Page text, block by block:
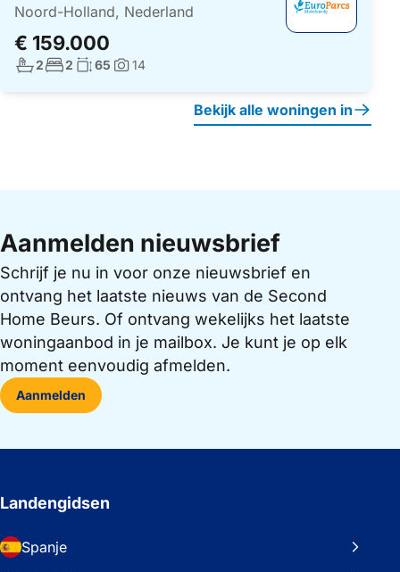
Noord-Holland, Nederland
€ 159.000
Aantal badkamers:
2Aantal slaapkamers:
2 Woonoppervlakte:
65 Foto's:
14
Bekijk alle woningen in
Aanmelden nieuwsbrief
Schrijf je nu in voor onze nieuwsbrief en
ontvang het laatste nieuws van de Second
Home Beurs. Of ontvang wekelijks het laatste
woningaanbod in je mailbox. Je kunt je op elk
moment eenvoudig afmelden.
Aanmelden
Landengidsen
Spanje